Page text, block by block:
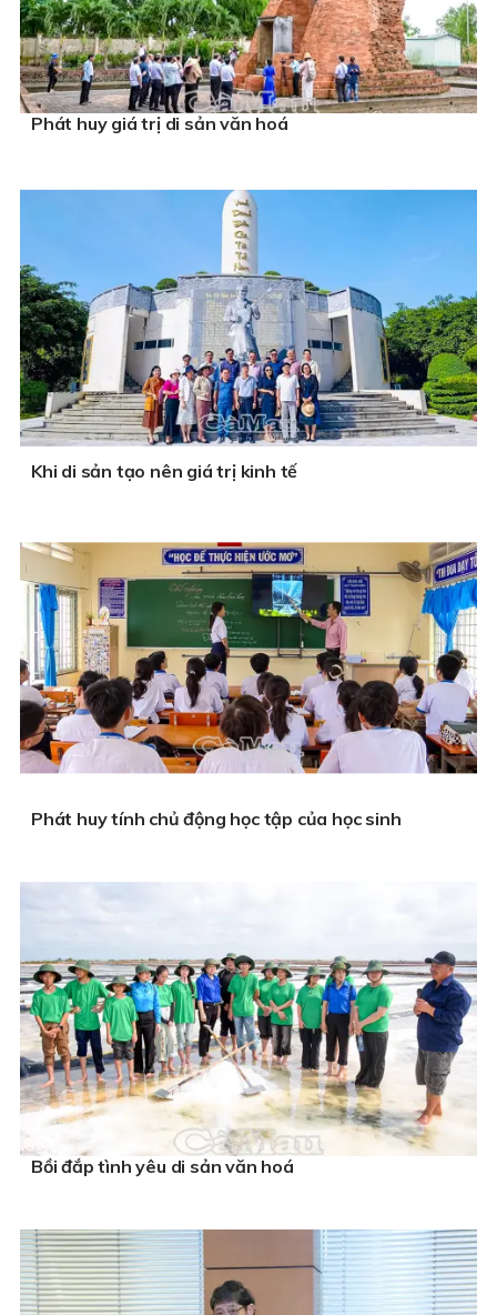
Phát huy giá trị di sản văn hoá
Khi di sản tạo nên giá trị kinh tế
Phát huy tính chủ động học tập của học sinh
Bồi đắp tình yêu di sản văn hoá